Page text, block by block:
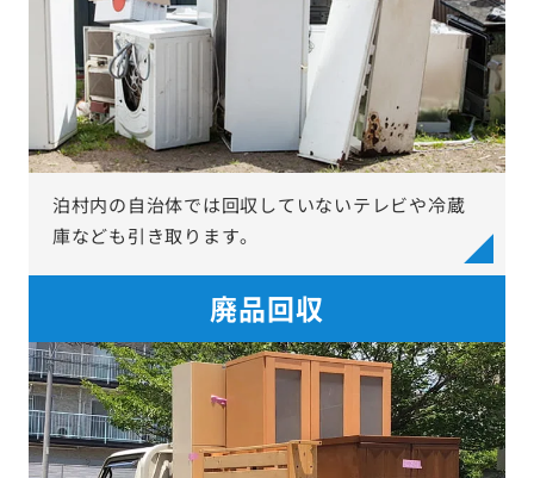
泊村内の自治体では回収していないテレビや冷蔵
庫なども引き取ります。
廃品回収